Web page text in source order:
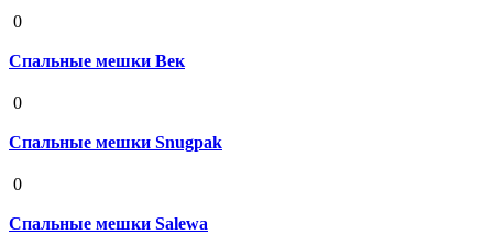
0
Спальные мешки Век
0
Спальные мешки Snugpak
0
Спальные мешки Salewa